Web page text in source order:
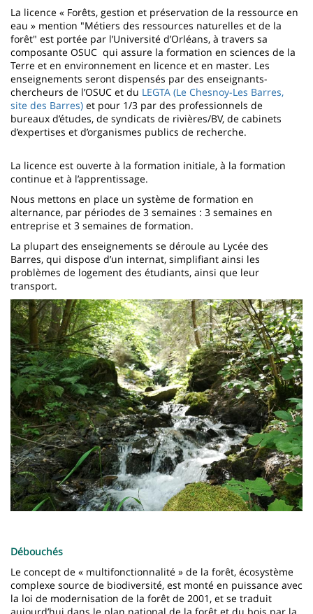
La licence « Forêts, gestion et préservation de la ressource en
eau » mention "Métiers des ressources naturelles et de la
forêt" est portée par l’Université d’Orléans, à travers sa
composante OSUC qui assure la formation en sciences de la
Terre et en environnement en licence et en master. Les
enseignements seront dispensés par des enseignants-
chercheurs de l’OSUC et du LEGTA (Le Chesnoy-Les Barres,
site des Barres) et pour 1/3 par des professionnels de
bureaux d’études, de syndicats de rivières/BV, de cabinets
d’expertises et d’organismes publics de recherche.
La licence est ouverte à la formation initiale, à la formation
continue et à l’apprentissage.
Nous mettons en place un système de formation en
alternance, par périodes de 3 semaines : 3 semaines en
entreprise et 3 semaines de formation.
La plupart des enseignements se déroule au Lycée des
Barres, qui dispose d’un internat, simplifiant ainsi les
problèmes de logement des étudiants, ainsi que leur
transport.
Imagen
Débouchés
Le concept de « multifonctionnalité » de la forêt, écosystème
complexe source de biodiversité, est monté en puissance avec
la loi de modernisation de la forêt de 2001, et se traduit
aujourd’hui dans le plan national de la forêt et du bois par la